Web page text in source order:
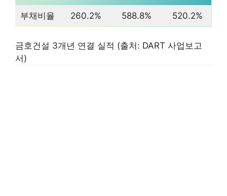
부채비율 260.2% 588.8% 520.2%
금호건설 3개년 연결 실적 (출처: DART 사업보고
서)